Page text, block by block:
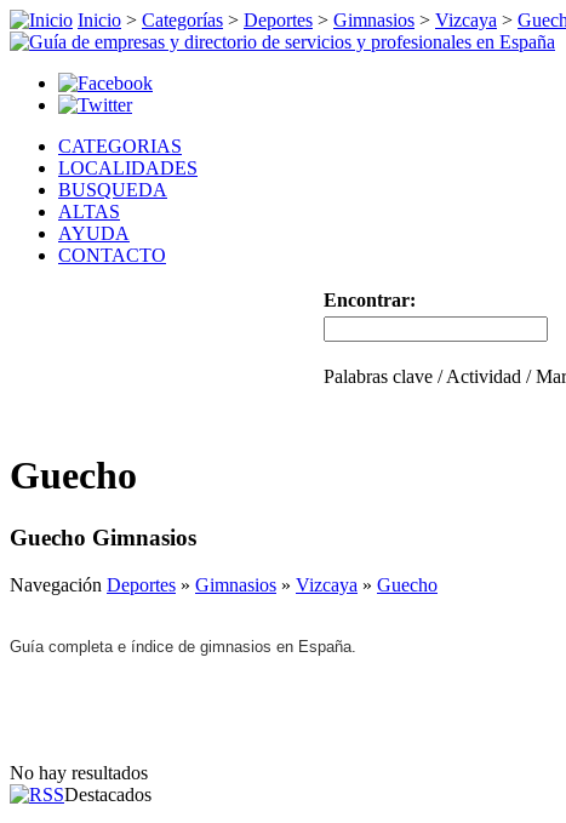
Inicio > Categorías > Deportes > Gimnasios > Vizcaya >
CATEGORIAS
LOCALIDADES
BUSQUEDA
ALTAS
AYUDA
CONTACTO
Encontrar:
Palabras clave / Actividad /
Guecho
Guecho Gimnasios
Navegación Deportes » Gimnasios » Vizcaya » Guecho
Guía completa e índice de gimnasios en España.
No hay resultados
Destacados